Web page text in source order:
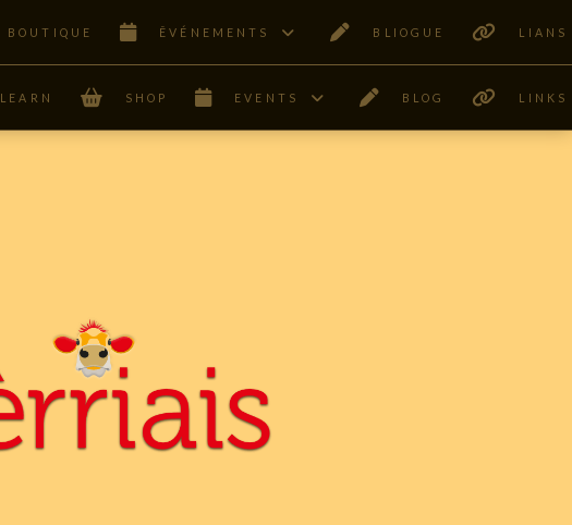
BOUTIQUE ÊVÉNEMENTS BLIOGUE LIANS
LEARN SHOP EVENTS BLOG LINKS